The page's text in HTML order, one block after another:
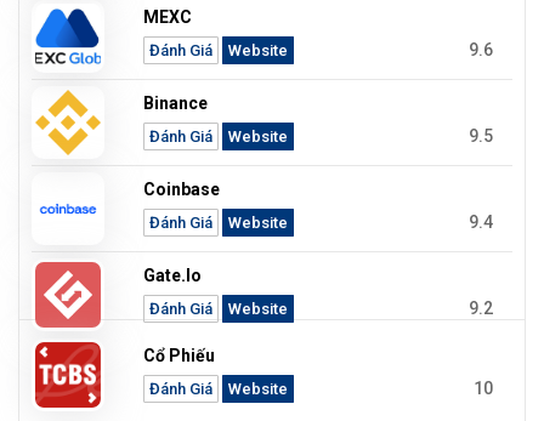
MEXC
Đánh Giá Website 9.6
Binance
Đánh Giá Website 9.5
Coinbase
Đánh Giá Website 9.4
Gate.io
Đánh Giá Website 9.2
Cổ Phiếu
Đánh Giá Website 10